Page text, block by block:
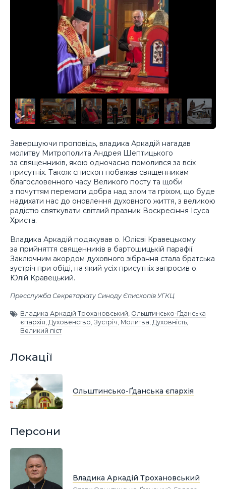
Завершуючи проповідь, владика Аркадій нагадав
молитву Митрополита Андрея Шептицького
за священників, якою одночасно помолився за всіх
присутніх. Також єпископ побажав священникам
благословенного часу Великого посту та щоби
з почуттям перемоги добра над злом та гріхом, що буде
надихати нас до оновлення духовного життя, з великою
радістю святкувати світлий празник Воскресіння Ісуса
Христа.
Владика Аркадій подякував о. Юлієві Кравецькому
за прийняття священників в бартошицькій парафії.
Заключним акордом духовного зібрання стала братська
зустріч при обіді, на який усіх присутніх запросив о.
Юлій Кравецький.
Пресслужба Секретаріату Синоду Єпископів УГКЦ
Владика Аркадій Трохановський Ольштинсько-Ґданська
єпархія Духовенство Зустріч Молитва Духовність
Великий піст
Локації
Ольштинсько-Ґданська єпархія
Персони
Владика Аркадій Трохановський